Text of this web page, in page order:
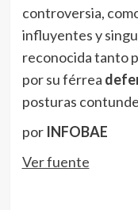
controversia,
influyentes y
reconocida tanto
por su férrea
posturas
por INFOBAE
Ver fuente